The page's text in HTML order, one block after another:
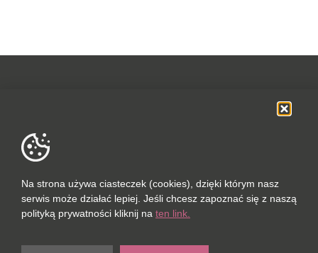
POLUBIONYCH (0 / 10)
SOCIAL MEDIA
DANE FIRMOWE
© 2023
Na strona używa ciasteczek (cookies), dzięki którym nasz
serwis może działać lepiej. Jeśli chcesz zapoznać się z naszą
polityką prywatności kliknij na ten link.